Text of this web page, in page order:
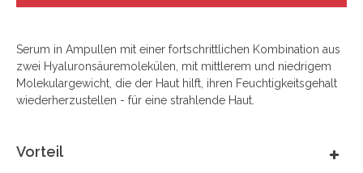
Serum in Ampullen mit einer fortschrittlichen Kombination aus
zwei Hyaluronsäuremolekülen, mit mittlerem und niedrigem
Molekulargewicht, die der Haut hilft, ihren Feuchtigkeitsgehalt
wiederherzustellen - für eine strahlende Haut.
Vorteil